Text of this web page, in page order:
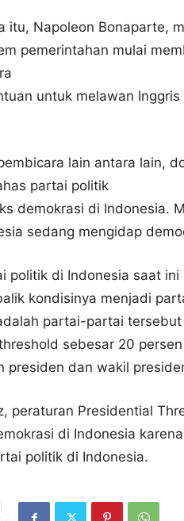
itu, Napoleon Bonaparte,
pemerintahan mulai
untuk melawan
lain antara lain,
partai politik
demokrasi di Indonesia.
sedang mengidap
politik di Indonesia saat ini
kondisinya menjadi
partai-partai
sebesar 20
presiden dan wakil
peraturan Presidential
di Indonesia
politik di Indonesia.